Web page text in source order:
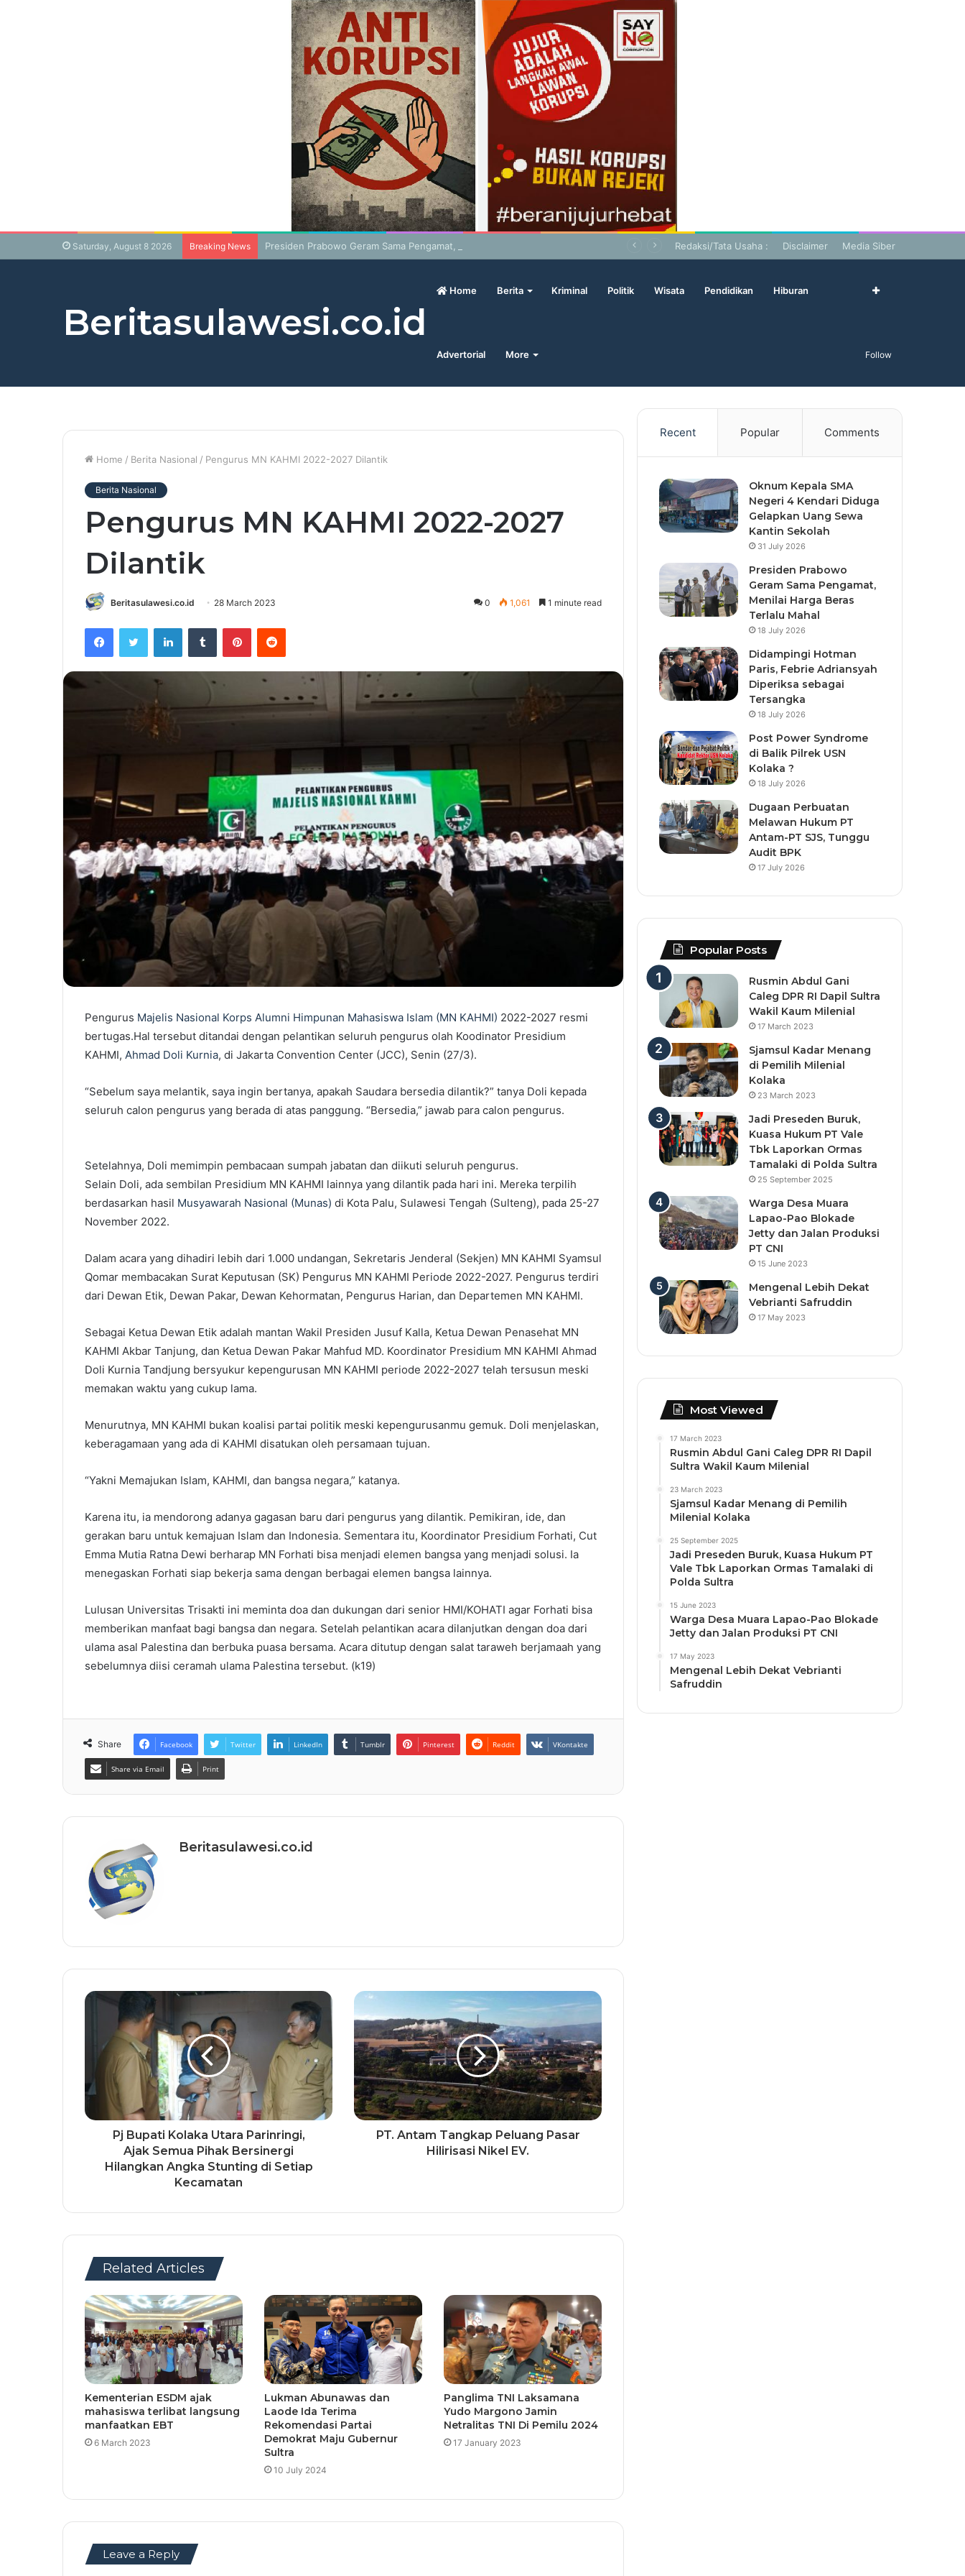
Saturday, August 8 2026 Breaking News Presiden Prabowo Geram Sama Pengamat, Menilai Harga Beras Terlalu Mahal Redaksi/Tata Usaha : Disclaimer Media Siber
Beritasulawesi.co.id
Home Berita Kriminal Politik Wisata Pendidikan Hiburan
Advertorial More Follow
Home / Berita Nasional / Pengurus MN KAHMI 2022-2027 Dilantik
Berita Nasional
Pengurus MN KAHMI 2022-2027
Dilantik
Beritasulawesi.co.id 28 March 2023 0 1,061 1 minute read
Pengurus Majelis Nasional Korps Alumni Himpunan Mahasiswa Islam (MN KAHMI) 2022-2027 resmi
bertugas.Hal tersebut ditandai dengan pelantikan seluruh pengurus olah Koodinator Presidium
KAHMI, Ahmad Doli Kurnia, di Jakarta Convention Center (JCC), Senin (27/3).
“Sebelum saya melantik, saya ingin bertanya, apakah Saudara bersedia dilantik?” tanya Doli kepada
seluruh calon pengurus yang berada di atas panggung. “Bersedia,” jawab para calon pengurus.
Setelahnya, Doli memimpin pembacaan sumpah jabatan dan diikuti seluruh pengurus.
Selain Doli, ada sembilan Presidium MN KAHMI lainnya yang dilantik pada hari ini. Mereka terpilih
berdasarkan hasil Musyawarah Nasional (Munas) di Kota Palu, Sulawesi Tengah (Sulteng), pada 25-27
November 2022.
Dalam acara yang dihadiri lebih dari 1.000 undangan, Sekretaris Jenderal (Sekjen) MN KAHMI Syamsul
Qomar membacakan Surat Keputusan (SK) Pengurus MN KAHMI Periode 2022-2027. Pengurus terdiri
dari Dewan Etik, Dewan Pakar, Dewan Kehormatan, Pengurus Harian, dan Departemen MN KAHMI.
Sebagai Ketua Dewan Etik adalah mantan Wakil Presiden Jusuf Kalla, Ketua Dewan Penasehat MN
KAHMI Akbar Tanjung, dan Ketua Dewan Pakar Mahfud MD. Koordinator Presidium MN KAHMI Ahmad
Doli Kurnia Tandjung bersyukur kepengurusan MN KAHMI periode 2022-2027 telah tersusun meski
memakan waktu yang cukup lama.
Menurutnya, MN KAHMI bukan koalisi partai politik meski kepengurusanmu gemuk. Doli menjelaskan,
keberagamaan yang ada di KAHMI disatukan oleh persamaan tujuan.
“Yakni Memajukan Islam, KAHMI, dan bangsa negara,” katanya.
Karena itu, ia mendorong adanya gagasan baru dari pengurus yang dilantik. Pemikiran, ide, dan
gerakan baru untuk kemajuan Islam dan Indonesia. Sementara itu, Koordinator Presidium Forhati, Cut
Emma Mutia Ratna Dewi berharap MN Forhati bisa menjadi elemen bangsa yang menjadi solusi. Ia
menegaskan Forhati siap bekerja sama dengan berbagai elemen bangsa lainnya.
Lulusan Universitas Trisakti ini meminta doa dan dukungan dari senior HMI/KOHATI agar Forhati bisa
memberikan manfaat bagi bangsa dan negara. Setelah pelantikan acara dilanjutkan dengan doa dari
ulama asal Palestina dan berbuka puasa bersama. Acara ditutup dengan salat taraweh berjamaah yang
sebelumnya diisi ceramah ulama Palestina tersebut. (k19)
Share Facebook Twitter LinkedIn Tumblr Pinterest Reddit VKontakte
Share via Email Print
Beritasulawesi.co.id
Pj Bupati Kolaka Utara Parinringi,
Ajak Semua Pihak Bersinergi
Hilangkan Angka Stunting di Setiap
Kecamatan
PT. Antam Tangkap Peluang Pasar
Hilirisasi Nikel EV.
Related Articles
Kementerian ESDM ajak
mahasiswa terlibat langsung
manfaatkan EBT
6 March 2023
Lukman Abunawas dan
Laode Ida Terima
Rekomendasi Partai
Demokrat Maju Gubernur
Sultra
10 July 2024
Panglima TNI Laksamana
Yudo Margono Jamin
Netralitas TNI Di Pemilu 2024
17 January 2023
Leave a Reply
Recent Popular Comments
Oknum Kepala SMA
Negeri 4 Kendari Diduga
Gelapkan Uang Sewa
Kantin Sekolah
31 July 2026
Presiden Prabowo
Geram Sama Pengamat,
Menilai Harga Beras
Terlalu Mahal
18 July 2026
Didampingi Hotman
Paris, Febrie Adriansyah
Diperiksa sebagai
Tersangka
18 July 2026
Post Power Syndrome
di Balik Pilrek USN
Kolaka ?
18 July 2026
Dugaan Perbuatan
Melawan Hukum PT
Antam-PT SJS, Tunggu
Audit BPK
17 July 2026
Popular Posts
Rusmin Abdul Gani
Caleg DPR RI Dapil Sultra
Wakil Kaum Milenial
17 March 2023
Sjamsul Kadar Menang
di Pemilih Milenial
Kolaka
23 March 2023
Jadi Preseden Buruk,
Kuasa Hukum PT Vale
Tbk Laporkan Ormas
Tamalaki di Polda Sultra
25 September 2025
Warga Desa Muara
Lapao-Pao Blokade
Jetty dan Jalan Produksi
PT CNI
15 June 2023
Mengenal Lebih Dekat
Vebrianti Safruddin
17 May 2023
Most Viewed
17 March 2023
Rusmin Abdul Gani Caleg DPR RI Dapil
Sultra Wakil Kaum Milenial
23 March 2023
Sjamsul Kadar Menang di Pemilih
Milenial Kolaka
25 September 2025
Jadi Preseden Buruk, Kuasa Hukum PT
Vale Tbk Laporkan Ormas Tamalaki di
Polda Sultra
15 June 2023
Warga Desa Muara Lapao-Pao Blokade
Jetty dan Jalan Produksi PT CNI
17 May 2023
Mengenal Lebih Dekat Vebrianti
Safruddin